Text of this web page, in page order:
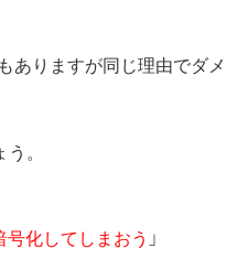
ありますが同じ理由でダメ
。
号化してしまおう 」